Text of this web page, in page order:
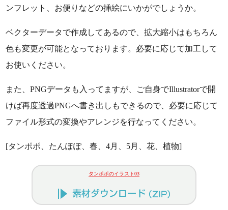
ンフレット、お便りなどの挿絵にいかがでしょうか。
ベクターデータで作成してあるので、拡大縮小はもちろん
色も変更が可能となっております。必要に応じて加工して
お使いください。
また、PNGデータも入ってますが、ご自身でIllustratorで開
けば再度透過PNGへ書き出しもできるので、必要に応じて
ファイル形式の変換やアレンジを行なってください。
[タンポポ、たんぽぽ、春、4月、5月、花、植物]
タンポポのイラスト03